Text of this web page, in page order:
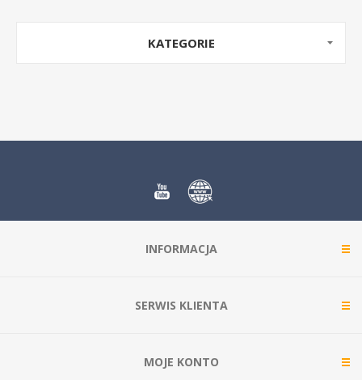
KATEGORIE
INFORMACJA
SERWIS KLIENTA
MOJE KONTO